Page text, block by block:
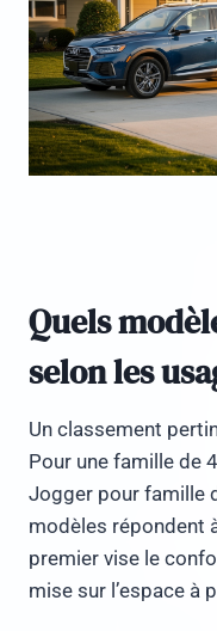
Quels
selon les
Un classement
Pour une famille de
Jogger pour famille
modèles répondent
premier vise le
mise sur l’espace à